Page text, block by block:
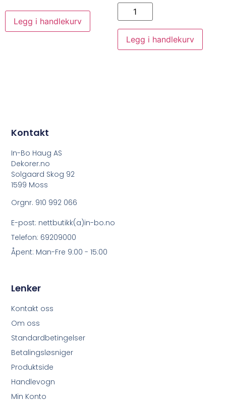
Legg i handlekurv
Legg i handlekurv
Lenker
Kontakt oss
Om oss
Standardbetingelser
Betalingsløsniger
Produktside
Handlevogn
Min Konto
Kontakt
In-Bo Haug AS
Dekorer.no
Solgaard Skog 92
1599 Moss
Orgnr. 910 992 066
E-post: nettbutikk(a)in-bo.no
Telefon: 69209000
Åpent: Man-Fre 9:00 - 15:00